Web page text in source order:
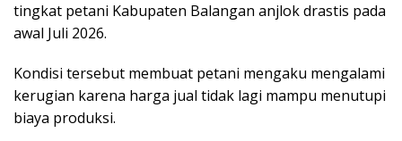
tingkat petani Kabupaten Balangan anjlok drastis pada
awal Juli 2026.
Kondisi tersebut membuat petani mengaku mengalami
kerugian karena harga jual tidak lagi mampu menutupi
biaya produksi.